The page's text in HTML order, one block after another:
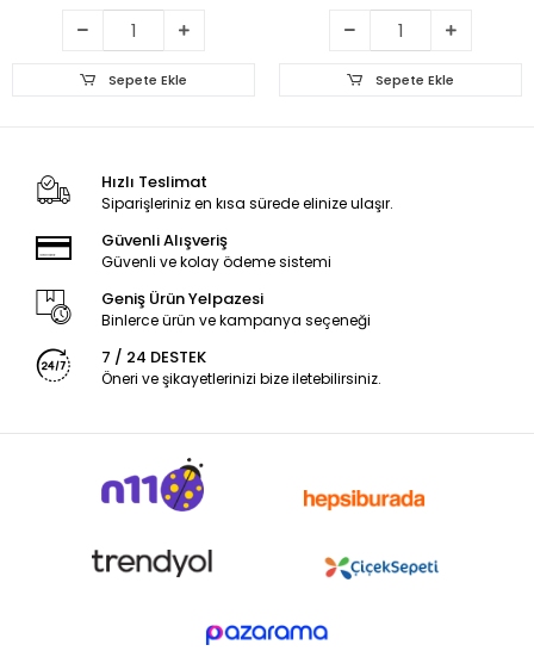
Sepete Ekle Sepete Ekle
Hızlı Teslimat
Siparişleriniz en kısa sürede elinize ulaşır.
Güvenli Alışveriş
Güvenli ve kolay ödeme sistemi
Geniş Ürün Yelpazesi
Binlerce ürün ve kampanya seçeneği
7 / 24 DESTEK
Öneri ve şikayetlerinizi bize iletebilirsiniz.